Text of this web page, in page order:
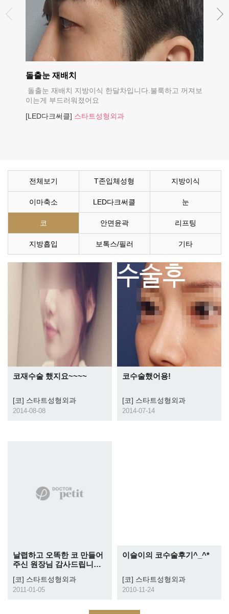
돌출눈 재배치
돌출눈 재배치 지방이식 한달차입니다.불룩하고 꺼져보
이는게 부드러워졌어요
[LED다크써클] 스타트성형외과
전체보기 T존입체성형 지방이식
이마축소 LED다크써클 눈
코 안면윤곽 리프팅
지방흡입 보톡스/필러 기타
코재수술 했지요~~~~
[코] 스타트성형외과
2014-08-08
코수술했어용!
[코] 스타트성형외과
2014-07-14
날렵하고 오똑한 코 만들어
주신 원장님 감사드립니다^
[코] 스타트성형외과
2011-01-05
이슬이의 코수술후기^_^*
[코] 스타트성형외과
2010-11-24